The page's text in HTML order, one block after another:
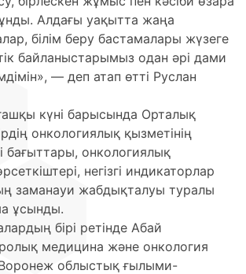
Алдағы уақытта жаңа
білім беру бастамалары жүзеге
байланыстарымыз одан әрі дами
— деп атап өтті Руслан
күні барысында Орталық
онкологиялық қызметінің
бағыттары, онкологиялық
негізгі индикаторлар
заманауи жабдықталуы туралы
ұсынды.
бірі ретінде Абай
медицина және онкология
облыстық ғылыми-